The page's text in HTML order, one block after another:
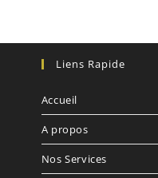
Liens Rapide
Accueil
A propos
Nos Services